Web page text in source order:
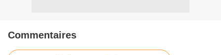
Commentaires